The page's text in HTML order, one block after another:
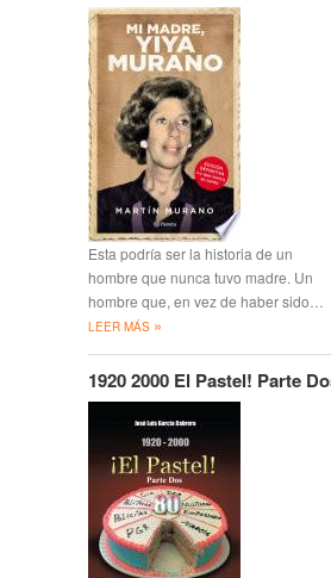
Esta podría ser la historia de un
hombre que nunca tuvo madre. Un
hombre que, en vez de haber sido…
LEER MÁS »
1920 2000 El Pastel! Parte